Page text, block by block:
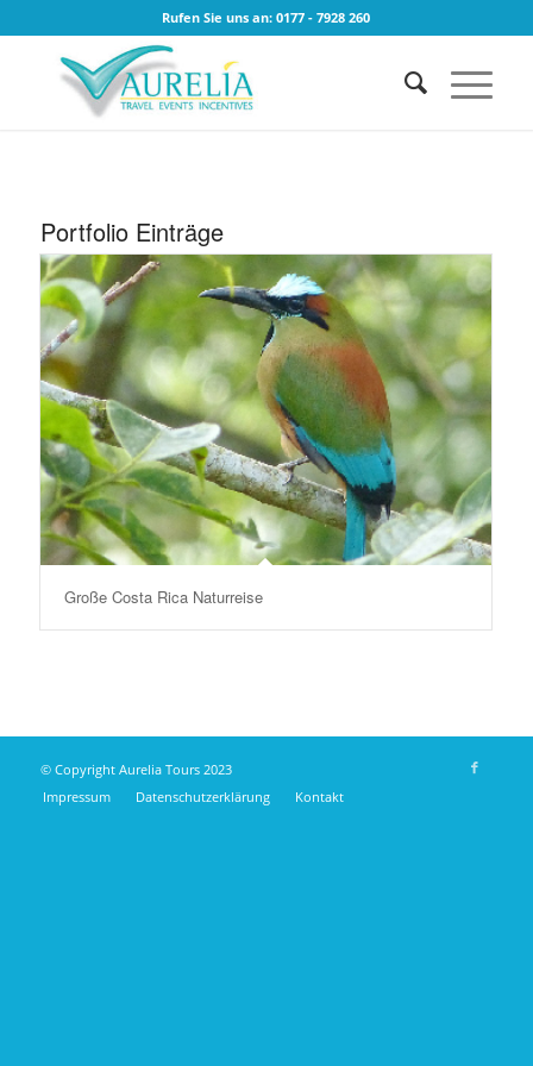
Rufen Sie uns an: 0177 - 7928 260
Portfolio Einträge
Große Costa Rica Naturreise
© Copyright Aurelia Tours 2023
Impressum
Datenschutzerklärung Kontakt